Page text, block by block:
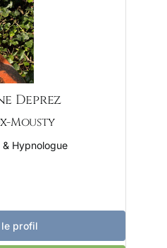
Deprez
Mousty
& Hypnologue
profil